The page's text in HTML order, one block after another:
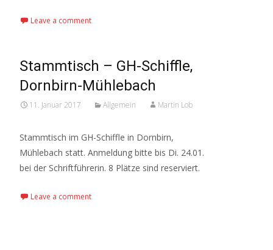
Leave a comment
Stammtisch – GH-Schiffle,
Dornbirn-Mühlebach
11. Januar 2017 Allgemein Martin Lob
Stammtisch im GH-Schiffle in Dornbirn,
Mühlebach statt. Anmeldung bitte bis Di. 24.01.
bei der Schriftführerin. 8 Plätze sind reserviert.
Leave a comment